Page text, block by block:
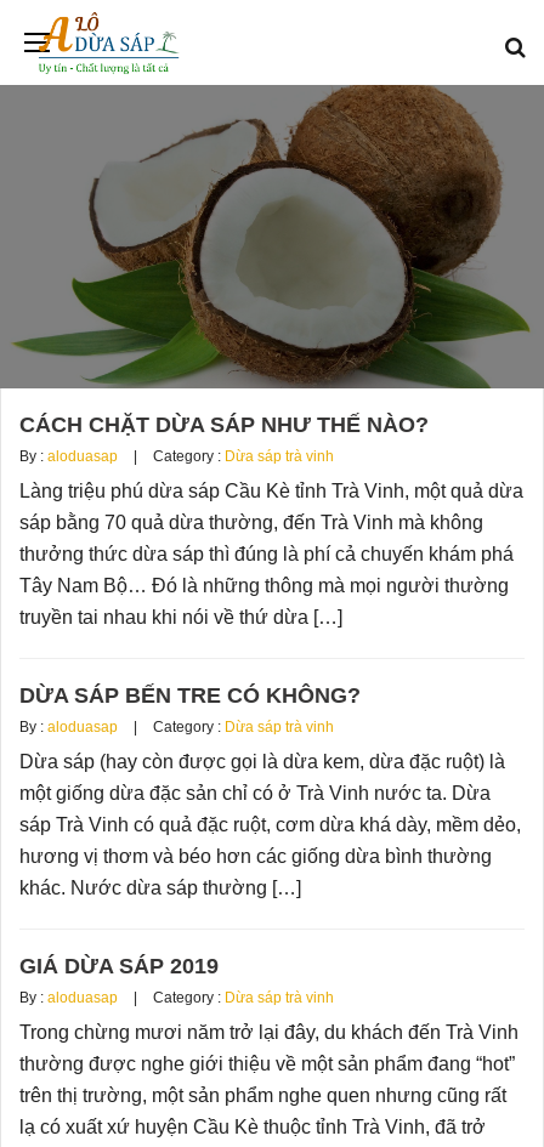
CÁCH CHẶT DỪA SÁP NHƯ THẾ NÀO?
By : aloduasap Category : Dừa sáp trà vinh
Làng triệu phú dừa sáp Cầu Kè tỉnh Trà Vinh, một quả dừa
sáp bằng 70 quả dừa thường, đến Trà Vinh mà không
thưởng thức dừa sáp thì đúng là phí cả chuyến khám phá
Tây Nam Bộ… Đó là những thông mà mọi người thường
truyền tai nhau khi nói về thứ dừa […]
DỪA SÁP BẾN TRE CÓ KHÔNG?
By : aloduasap Category : Dừa sáp trà vinh
Dừa sáp (hay còn được gọi là dừa kem, dừa đặc ruột) là
một giống dừa đặc sản chỉ có ở Trà Vinh nước ta. Dừa
sáp Trà Vinh có quả đặc ruột, cơm dừa khá dày, mềm dẻo,
hương vị thơm và béo hơn các giống dừa bình thường
khác. Nước dừa sáp thường […]
GIÁ DỪA SÁP 2019
By : aloduasap Category : Dừa sáp trà vinh
Trong chừng mươi năm trở lại đây, du khách đến Trà Vinh
thường được nghe giới thiệu về một sản phẩm đang “hot”
trên thị trường, một sản phẩm nghe quen nhưng cũng rất
lạ có xuất xứ huyện Cầu Kè thuộc tỉnh Trà Vinh, đã trở